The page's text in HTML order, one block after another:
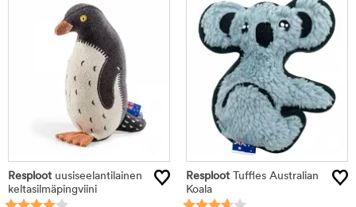
Resploot uusiseelantilainen
keltasilmäpingviini
Resploot Tuffles Australian
Koala